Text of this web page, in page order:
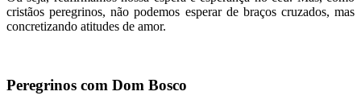
cristãos peregrinos, não podemos esperar de braços cruzados, mas
concretizando atitudes de amor.
Peregrinos com Dom Bosco